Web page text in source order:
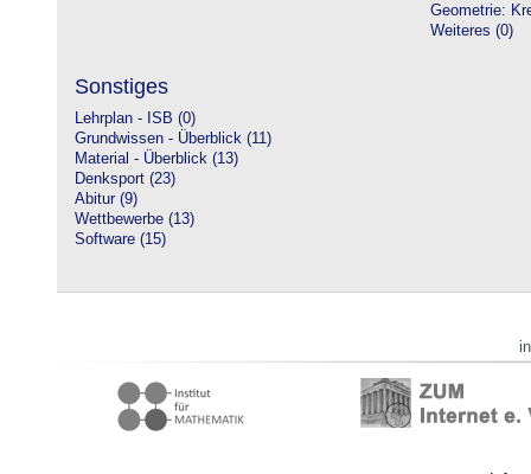
Geometrie:
Weiteres (0)
Sonstiges
Lehrplan - ISB (0)
Grundwissen - Überblick (11)
Material - Überblick (13)
Denksport (23)
Abitur (9)
Wettbewerbe (13)
Software (15)